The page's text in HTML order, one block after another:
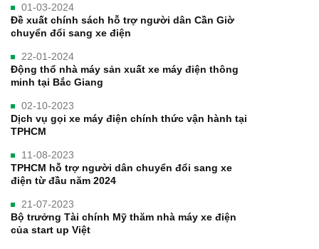
01-03-2024
Đề xuất chính sách hỗ trợ người dân Cần Giờ
chuyển đổi sang xe điện
22-01-2024
Động thổ nhà máy sản xuất xe máy điện thông
minh tại Bắc Giang
02-10-2023
Dịch vụ gọi xe máy điện chính thức vận hành tại
TPHCM
11-08-2023
TPHCM hỗ trợ người dân chuyển đổi sang xe
điện từ đầu năm 2024
21-07-2023
Bộ trưởng Tài chính Mỹ thăm nhà máy xe điện
của start up Việt